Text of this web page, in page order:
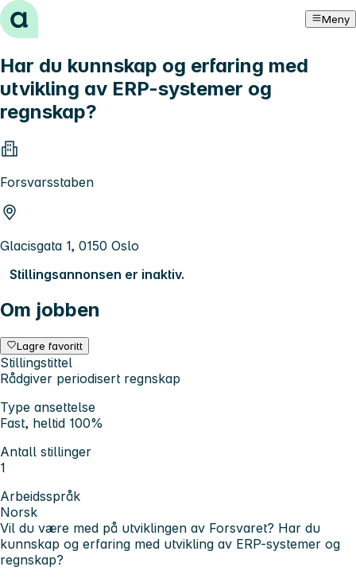
Hopp til innhold Meny
Har du kunnskap og erfaring med
utvikling av ERP-systemer og
regnskap?
Forsvarsstaben
Glacisgata 1, 0150 Oslo
Stillingsannonsen er inaktiv.
Om jobben
Lagre favoritt
Stillingstittel
Rådgiver periodisert regnskap
Type ansettelse
Fast, heltid 100%
Antall stillinger
1
Arbeidsspråk
Norsk
Vil du være med på utviklingen av Forsvaret? Har du
kunnskap og erfaring med utvikling av ERP-systemer og
regnskap?